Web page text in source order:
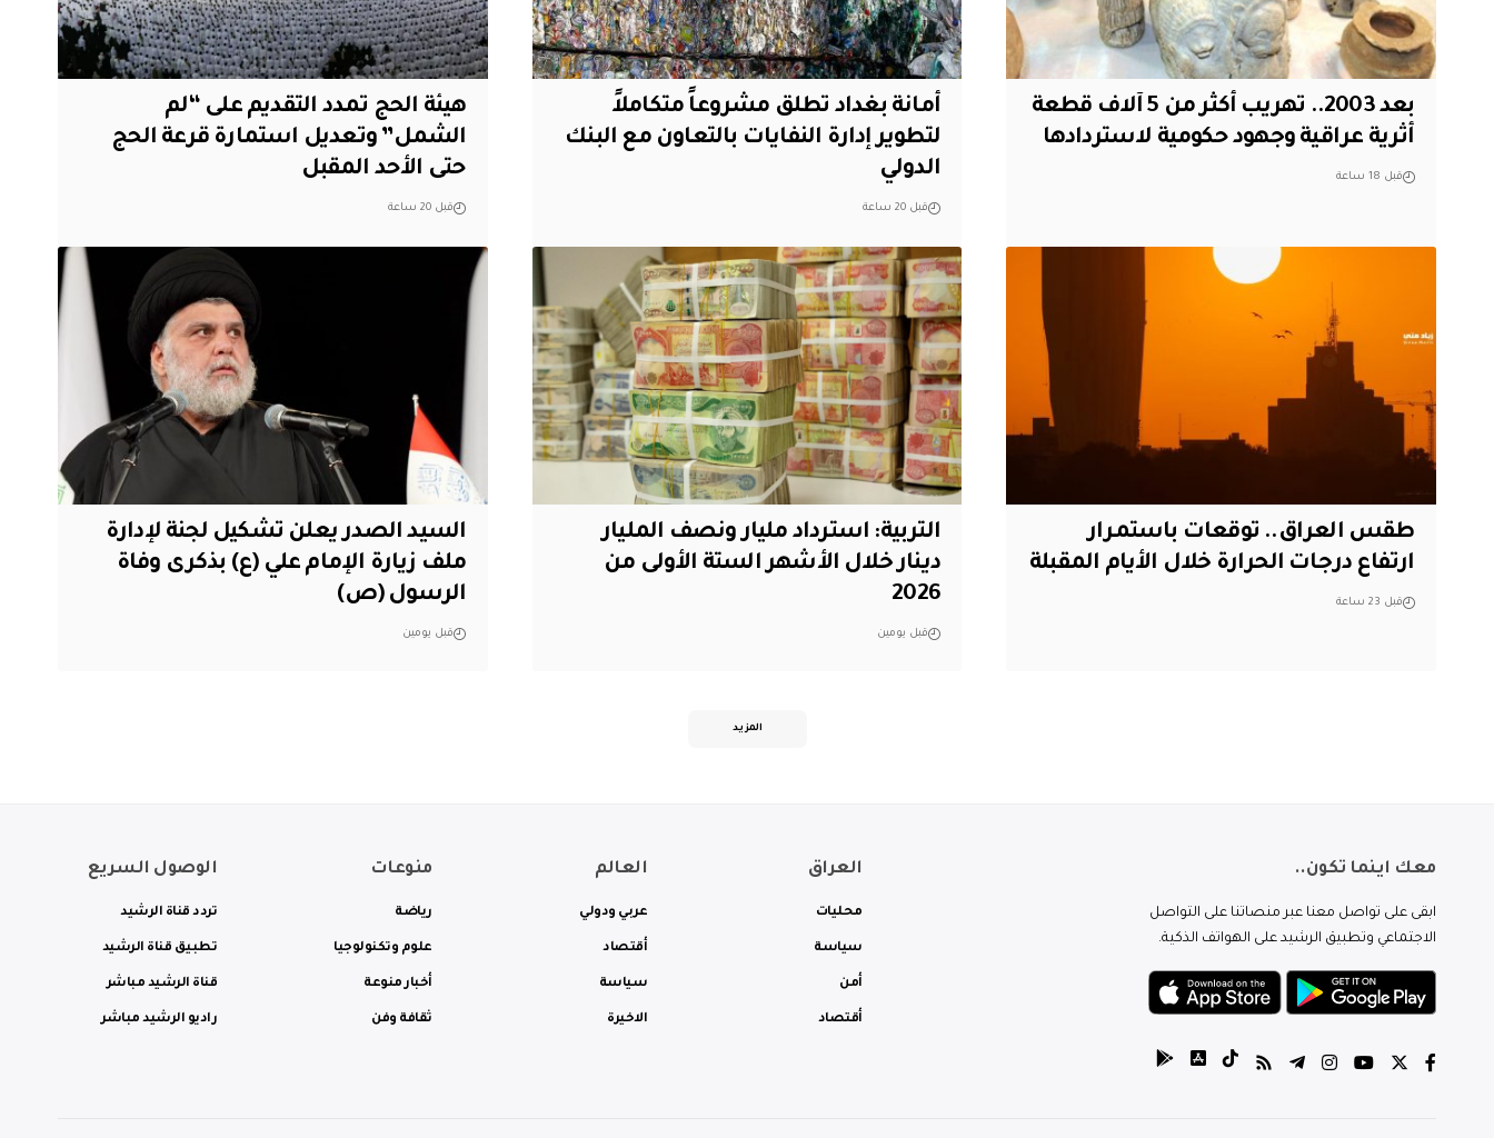
بعد 2003.. تهريب أكثر من 5 آلاف قطعة
أثرية عراقية وجهود حكومية لاستردادها
قبل 18 ساعة
أمانة بغداد تطلق مشروعاً متكاملاً
لتطوير إدارة النفايات بالتعاون مع البنك
الدولي
قبل 20 ساعة
هيئة الحج تمدد التقديم على “لم
الشمل” وتعديل استمارة قرعة الحج
حتى الأحد المقبل
قبل 20 ساعة
طقس العراق.. توقعات باستمرار
ارتفاع درجات الحرارة خلال الأيام المقبلة
قبل 23 ساعة
التربية: استرداد مليار ونصف المليار
دينار خلال الأشهر الستة الأولى من
2026
قبل يومين
السيد الصدر يعلن تشكيل لجنة لإدارة
ملف زيارة الإمام علي (ع) بذكرى وفاة
الرسول (ص)
قبل يومين
المزيد
معك اينما تكون..
ابقى على تواصل معنا عبر منصاتنا على التواصل
الاجتماعي وتطبيق الرشيد على الهواتف الذكية.
العراق
محليات
سياسة
أمن
أقتصاد
العالم
عربي ودولي
أقتصاد
سياسة
الاخيرة
منوعات
رياضة
علوم وتكنولوجيا
أخبار منوعة
ثقافة وفن
الوصول السريع
تردد قناة الرشيد
تطبيق قناة الرشيد
قناة الرشيد مباشر
راديو الرشيد مباشر